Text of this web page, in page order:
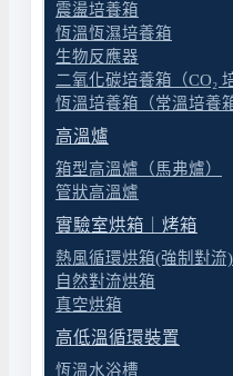
震盪培養箱
恆溫恆濕培養箱
生物反應器
二氧化碳培養箱（CO₂
恆溫培養箱（常溫培養
高溫爐
箱型高溫爐（馬弗爐）
管狀高溫爐
實驗室烘箱｜烤箱
熱風循環烘箱(強制對流)
自然對流烘箱
真空烘箱
高低溫循環裝置
恆溫水浴槽